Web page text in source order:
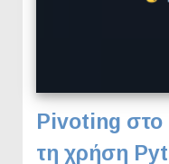
Pivoting
τη χρήση